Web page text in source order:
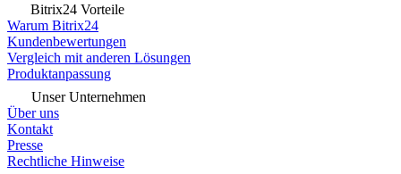
Bitrix24 Vorteile
Warum Bitrix24
Kundenbewertungen
Vergleich mit anderen Lösungen
Produktanpassung
Unser Unternehmen
Über uns
Kontakt
Presse
Rechtliche Hinweise